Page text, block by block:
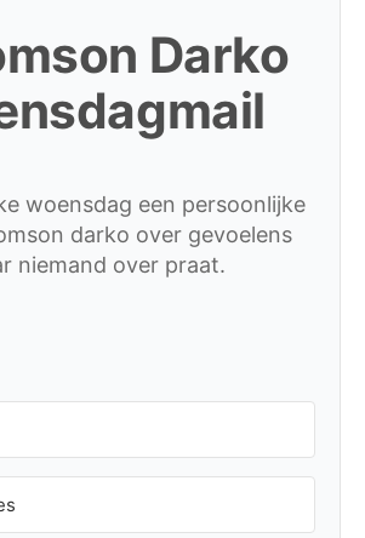
Darko
woensdag een persoonlijke
darko over gevoelens
niemand over praat.